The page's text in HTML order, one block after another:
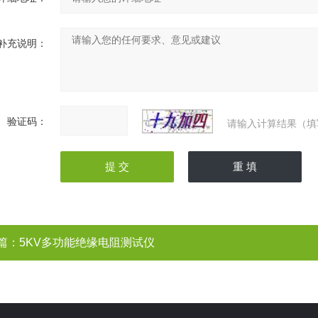
充说明：
验证码： 请输入计算结果（
： 5KV多功能绝缘电阻测试仪